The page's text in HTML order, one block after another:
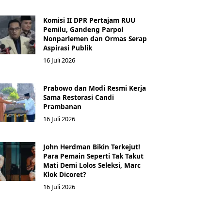
Komisi II DPR Pertajam RUU
Pemilu, Gandeng Parpol
Nonparlemen dan Ormas Serap
Aspirasi Publik
16 Juli 2026
Prabowo dan Modi Resmi Kerja
Sama Restorasi Candi
Prambanan
16 Juli 2026
John Herdman Bikin Terkejut!
Para Pemain Seperti Tak Takut
Mati Demi Lolos Seleksi, Marc
Klok Dicoret?
16 Juli 2026